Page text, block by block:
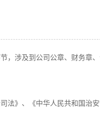
，涉及到公司公章、财务章
法》、《中华人民共和国治